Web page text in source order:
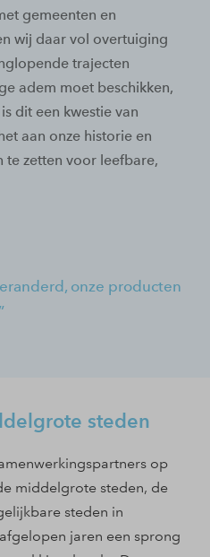
gemeenten en
wij daar vol overtuiging
trajecten
adem moet beschikken,
dit een kwestie van
aan onze historie en
te zetten voor leefbare,
onze producten
steden
op
middelgrote steden, de
steden in
jaren een sprong